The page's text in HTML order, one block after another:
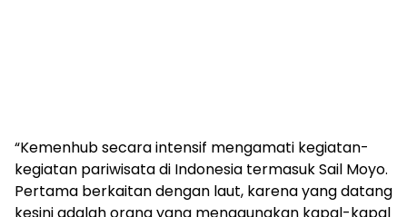
“Kemenhub secara intensif mengamati kegiatan-
kegiatan pariwisata di Indonesia termasuk Sail Moyo.
Pertama berkaitan dengan laut, karena yang datang